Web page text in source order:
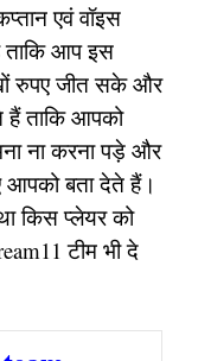
एवं वॉइस
ताकि आप इस
रुपए जीत सके और
हैं ताकि आपको
ना करना पड़े और
बता देते हैं।
किस प्लेयर को
टीम भी दे